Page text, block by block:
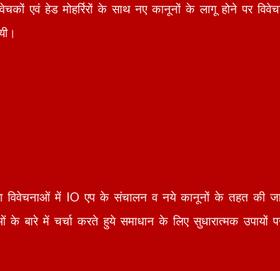
एवं हेड मोहर्रिरों के साथ नए कानूनों के लागू होने पर
विवेचनाओं में IO एप के संचालन व नये कानूनों के तहत की
के बारे में चर्चा करते हुये समाधान के लिए सुधारात्मक उपायों